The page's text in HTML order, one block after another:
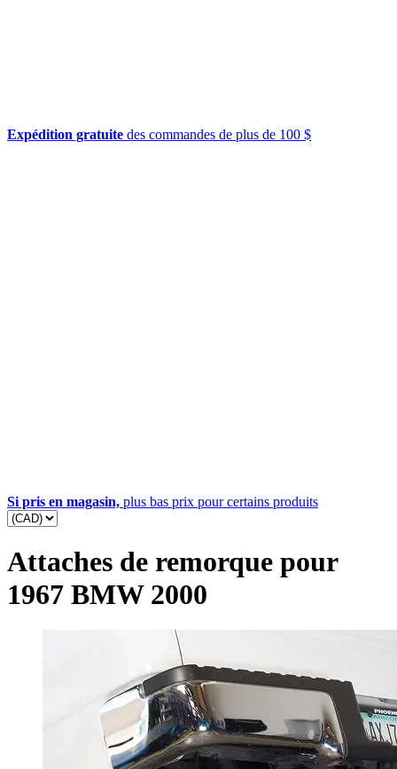
Expédition gratuite des commandes de plus de 100 $
Si pris en magasin, plus bas prix pour certains produits
Attaches de remorque pour
1967 BMW 2000